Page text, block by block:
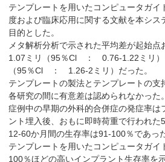
テンプレートを用いたコンピュータガイ
度および臨床応用に関する文献を本シス
目的とした。
メタ解析分析で示された平均差が起始
1.07ミリ（95％Cl ： 0.76-1.22ミリ）
（95％Cl ： 1.26-2ミリ）だった。
テンプレートの製法とテンプレートの支
各研究の間に有意差は認められなかった。
症例中の早期の外科的合併症の発症率は
ント埋入後、おもに即時荷重で行われ
12-60か月間の生存率は91-100％であっ
テンプレートを用いたコンピュータガイ
100％ほどの高いインプラント生存率を示